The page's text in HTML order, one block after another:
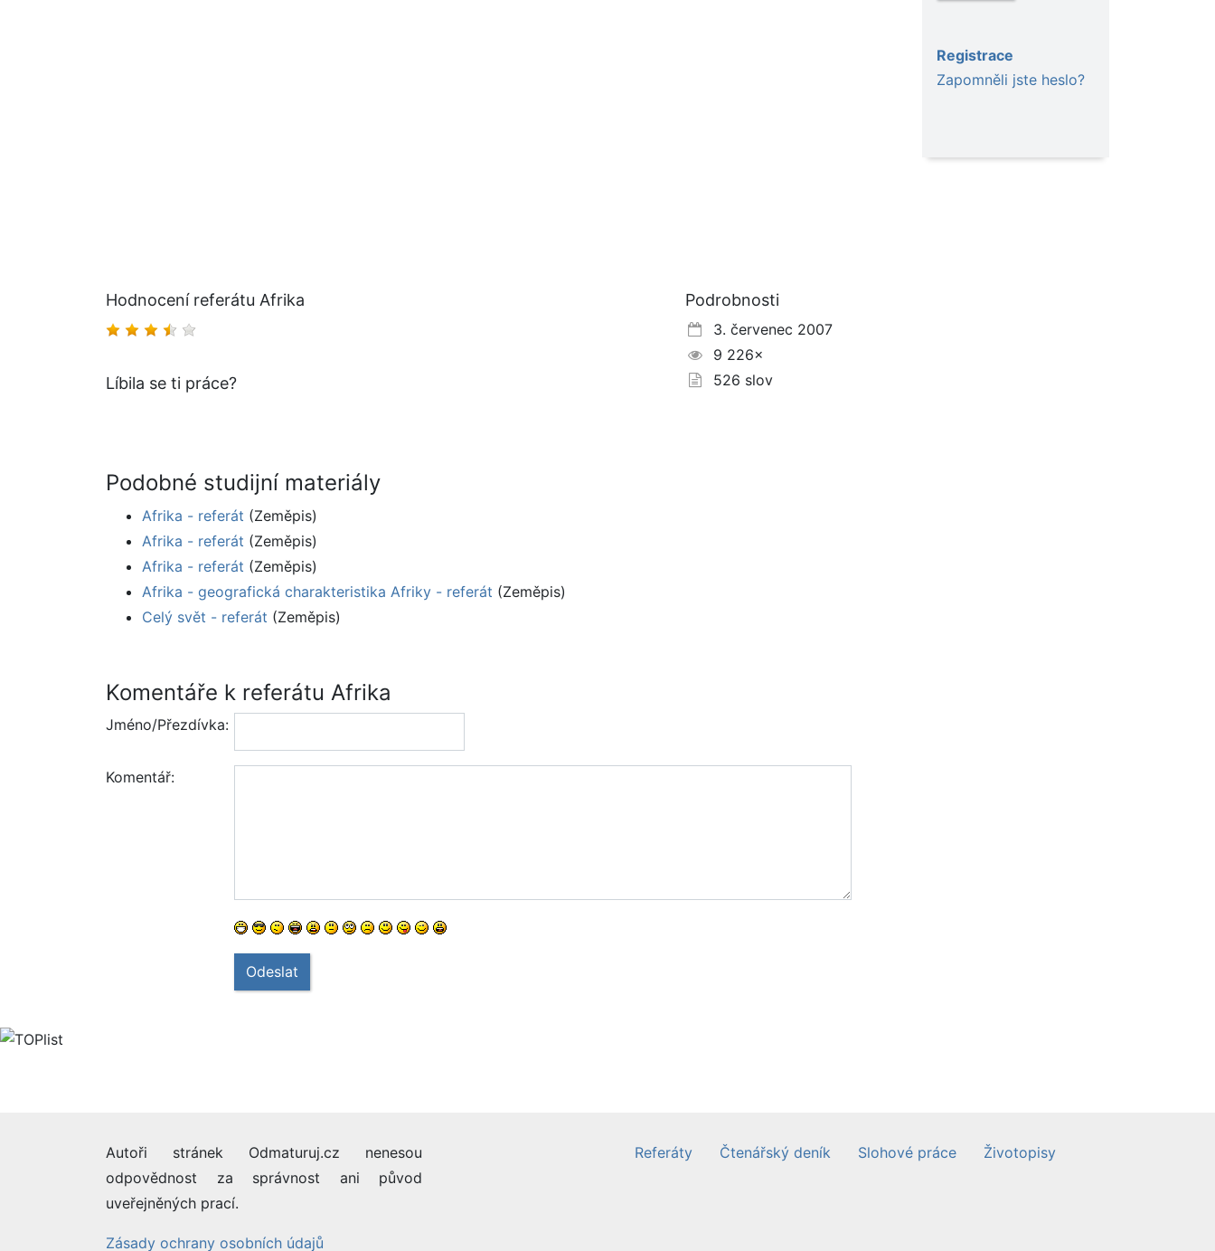
Hodnocení referátu Afrika
Líbila se ti práce?
Podrobnosti
3. červenec 2007
9 226×
526 slov
Podobné studijní materiály
Afrika - referát (Zeměpis)
Afrika - referát (Zeměpis)
Afrika - referát (Zeměpis)
Afrika - geografická charakteristika Afriky - referát (Zeměpis)
Celý svět - referát (Zeměpis)
Komentáře k referátu Afrika
Jméno/Přezdívka:
Komentář:
Odeslat
Registrace
Zapomněli jste heslo?
Autoři stránek Odmaturuj.cz nenesou
odpovědnost za správnost ani původ
uveřejněných prací.
Zásady ochrany osobních údajů
Referáty Čtenářský deník Slohové práce Životopisy